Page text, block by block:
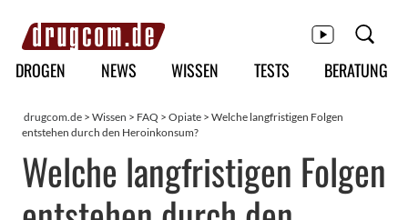
Hauptmenü
DROGEN NEWS WISSEN TESTS BERATUNG
drugcom.de > Wissen > FAQ > Opiate > Welche langfristigen Folgen
entstehen durch den Heroinkonsum?
Welche langfristigen Folgen